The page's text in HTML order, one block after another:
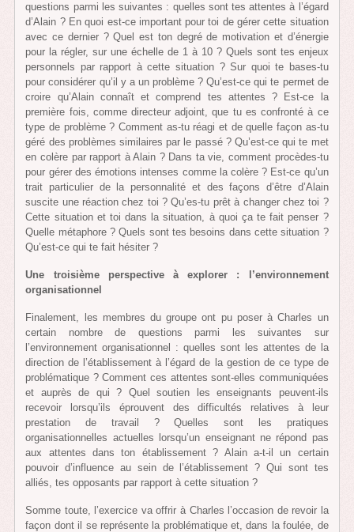
questions parmi les suivantes : quelles sont tes attentes à l’égard
d’Alain ? En quoi est-ce important pour toi de gérer cette situation
avec ce dernier ? Quel est ton degré de motivation et d’énergie
pour la régler, sur une échelle de 1 à 10 ? Quels sont tes enjeux
personnels par rapport à cette situation ? Sur quoi te bases-tu
pour considérer qu’il y a un problème ? Qu’est-ce qui te permet de
croire qu’Alain connaît et comprend tes attentes ? Est-ce la
première fois, comme directeur adjoint, que tu es confronté à ce
type de problème ? Comment as-tu réagi et de quelle façon as-tu
géré des problèmes similaires par le passé ? Qu’est-ce qui te met
en colère par rapport à Alain ? Dans ta vie, comment procèdes-tu
pour gérer des émotions intenses comme la colère ? Est-ce qu’un
trait particulier de la personnalité et des façons d’être d’Alain
suscite une réaction chez toi ? Qu’es-tu prêt à changer chez toi ?
Cette situation et toi dans la situation, à quoi ça te fait penser ?
Quelle métaphore ? Quels sont tes besoins dans cette situation ?
Qu’est-ce qui te fait hésiter ?
Une troisième perspective à explorer : l’environnement
organisationnel
Finalement, les membres du groupe ont pu poser à Charles un
certain nombre de questions parmi les suivantes sur
l’environnement organisationnel : quelles sont les attentes de la
direction de l’établissement à l’égard de la gestion de ce type de
problématique ? Comment ces attentes sont-elles communiquées
et auprès de qui ? Quel soutien les enseignants peuvent-ils
recevoir lorsqu’ils éprouvent des difficultés relatives à leur
prestation de travail ? Quelles sont les pratiques
organisationnelles actuelles lorsqu’un enseignant ne répond pas
aux attentes dans ton établissement ? Alain a-t-il un certain
pouvoir d’influence au sein de l’établissement ? Qui sont tes
alliés, tes opposants par rapport à cette situation ?
Somme toute, l’exercice va offrir à Charles l’occasion de revoir la
façon dont il se représente la problématique et, dans la foulée, de